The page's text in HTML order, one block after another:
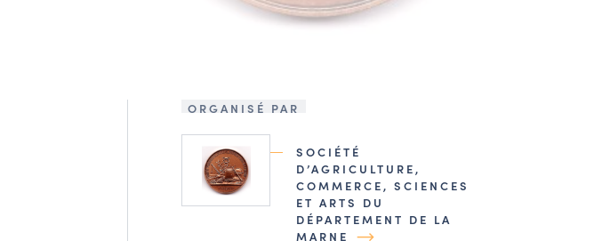
ORGANISÉ PAR
SOCIÉTÉ
D’AGRICULTURE,
COMMERCE, SCIENCES
ET ARTS DU
DÉPARTEMENT DE LA
MARNE